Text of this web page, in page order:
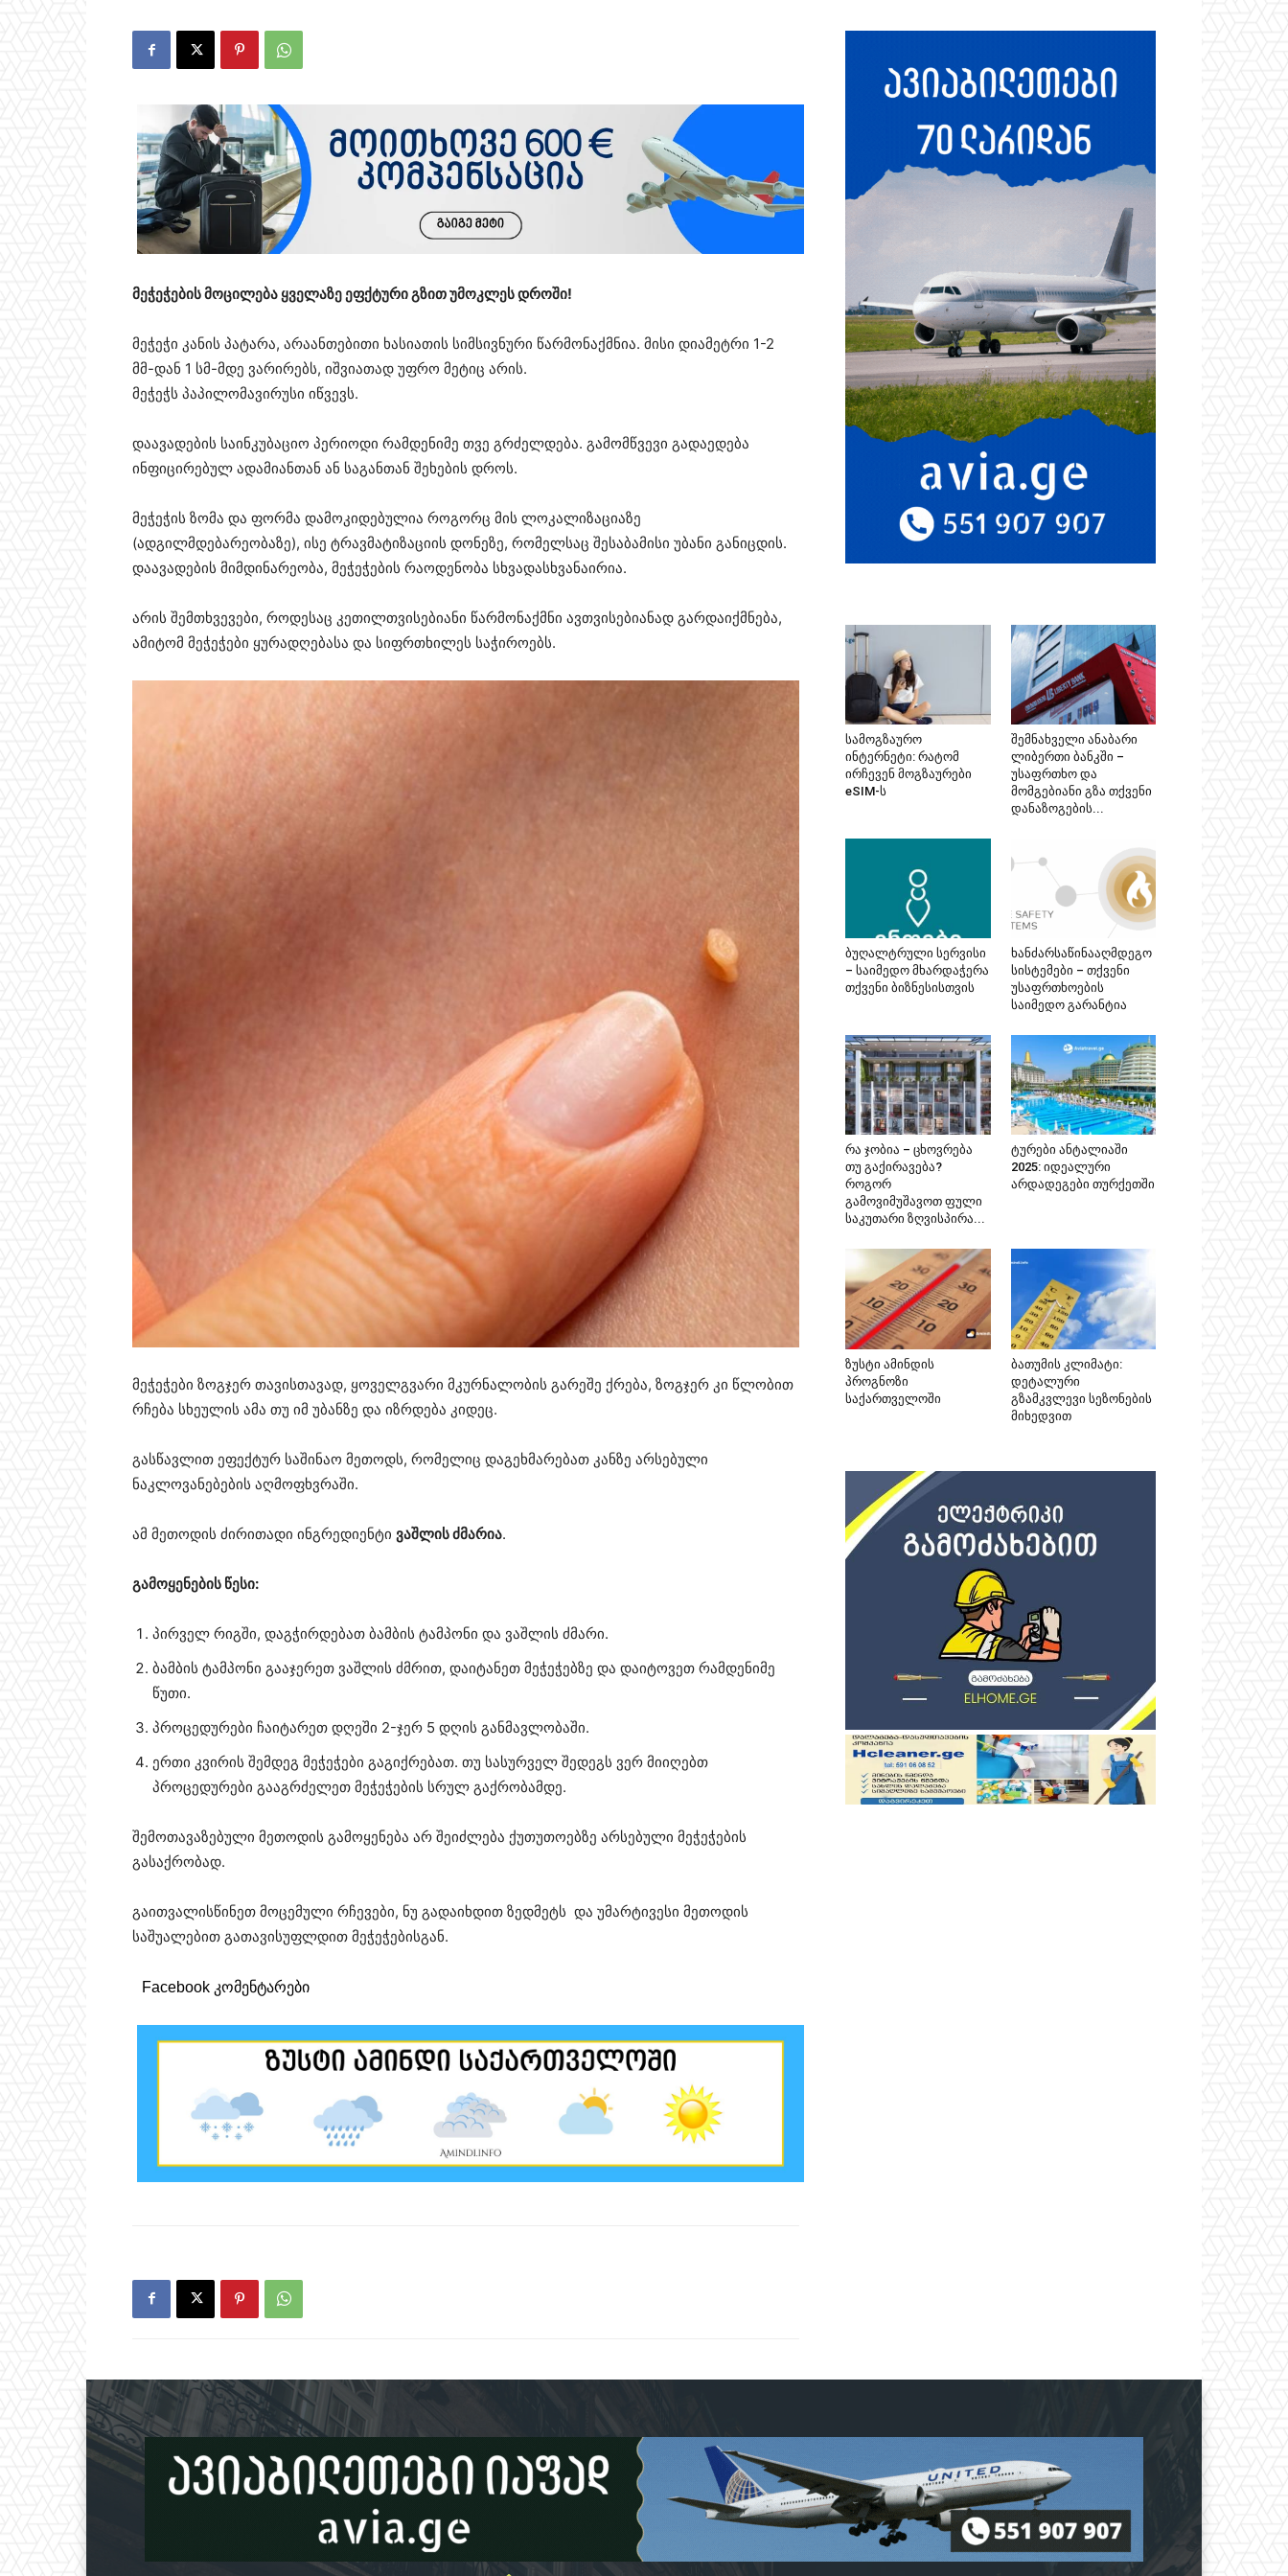
მეჭეჭების მოცილება ყველაზე ეფქტური გზით უმოკლეს დროში!
მეჭეჭი კანის პატარა, არაანთებითი ხასიათის სიმსივნური წარმონაქმნია. მისი დიამეტრი 1-2
მმ-დან 1 სმ-მდე ვარირებს, იშვიათად უფრო მეტიც არის.
მეჭეჭს პაპილომავირუსი იწვევს.
დაავადების საინკუბაციო პერიოდი რამდენიმე თვე გრძელდება. გამომწვევი გადაედება
ინფიცირებულ ადამიანთან ან საგანთან შეხების დროს.
მეჭეჭის ზომა და ფორმა დამოკიდებულია როგორც მის ლოკალიზაციაზე
(ადგილმდებარეობაზე), ისე ტრავმატიზაციის დონეზე, რომელსაც შესაბამისი უბანი განიცდის.
დაავადების მიმდინარეობა, მეჭეჭების რაოდენობა სხვადასხვანაირია.
არის შემთხვევები, როდესაც კეთილთვისებიანი წარმონაქმნი ავთვისებიანად გარდაიქმნება,
ამიტომ მეჭეჭები ყურადღებასა და სიფრთხილეს საჭიროებს.
მეჭეჭები ზოგჯერ თავისთავად, ყოველგვარი მკურნალობის გარეშე ქრება, ზოგჯერ კი წლობით
რჩება სხეულის ამა თუ იმ უბანზე და იზრდება კიდეც.
გასწავლით ეფექტურ საშინაო მეთოდს, რომელიც დაგეხმარებათ კანზე არსებული
ნაკლოვანებების აღმოფხვრაში.
ამ მეთოდის ძირითადი ინგრედიენტი ვაშლის ძმარია.
გამოყენების წესი:
პირველ რიგში, დაგჭირდებათ ბამბის ტამპონი და ვაშლის ძმარი.
ბამბის ტამპონი გააჯერეთ ვაშლის ძმრით, დაიტანეთ მეჭეჭებზე და დაიტოვეთ რამდენიმე
წუთი.
პროცედურები ჩაიტარეთ დღეში 2-ჯერ 5 დღის განმავლობაში.
ერთი კვირის შემდეგ მეჭეჭები გაგიქრებათ. თუ სასურველ შედეგს ვერ მიიღებთ
პროცედურები გააგრძელეთ მეჭეჭების სრულ გაქრობამდე.
შემოთავაზებული მეთოდის გამოყენება არ შეიძლება ქუთუთოებზე არსებული მეჭეჭების
გასაქრობად.
გაითვალისწინეთ მოცემული რჩევები, ნუ გადაიხდით ზედმეტს და უმარტივესი მეთოდის
საშუალებით გათავისუფლდით მეჭეჭებისგან.
Facebook კომენტარები
სამოგზაურო
ინტერნეტი: რატომ
ირჩევენ მოგზაურები
eSIM-ს
შემნახველი ანაბარი
ლიბერთი ბანკში –
უსაფრთხო და
მომგებიანი გზა თქვენი
დანაზოგების...
ბუღალტრული სერვისი
– საიმედო მხარდაჭერა
თქვენი ბიზნესისთვის
ხანძარსაწინააღმდეგო
სისტემები – თქვენი
უსაფრთხოების
საიმედო გარანტია
რა ჯობია – ცხოვრება
თუ გაქირავება?
როგორ
გამოვიმუშავოთ ფული
საკუთარი ზღვისპირა...
ტურები ანტალიაში
2025: იდეალური
არდადეგები თურქეთში
ზუსტი ამინდის
პროგნოზი
საქართველოში
ბათუმის კლიმატი:
დეტალური
გზამკვლევი სეზონების
მიხედვით